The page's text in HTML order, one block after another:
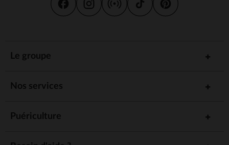
Le groupe
Nos services
Puériculture